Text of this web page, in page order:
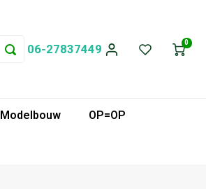
06-27837449 0
Modelbouw
OP=OP